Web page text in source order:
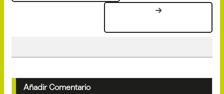
Añadir Comentario